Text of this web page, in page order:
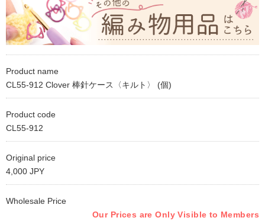
Product name
CL55-912 Clover 棒針ケース〈キルト〉 (個)
Product code
CL55-912
Original price
4,000 JPY
Wholesale Price
Our Prices are Only Visible to Members